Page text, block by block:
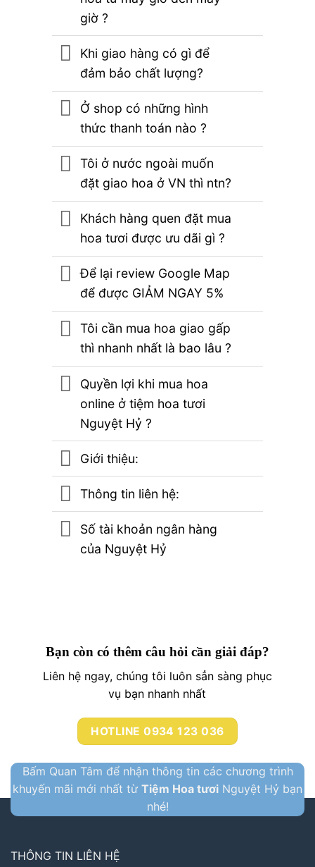
giờ ?
Khi giao hàng có gì để
đảm bảo chất lượng?
Ở shop có những hình
thức thanh toán nào ?
Tôi ở nước ngoài muốn
đặt giao hoa ở VN thì ntn?
Khách hàng quen đặt mua
hoa tươi được ưu dãi gì ?
Để lại review Google Map
để được GIẢM NGAY 5%
Tôi cần mua hoa giao gấp
thì nhanh nhất là bao lâu ?
Quyền lợi khi mua hoa
online ở tiệm hoa tươi
Nguyệt Hỷ ?
Giới thiệu:
Thông tin liên hệ:
Số tài khoản ngân hàng
của Nguyệt Hỷ
Bạn còn có thêm câu hỏi cần giải đáp?
Liên hệ ngay, chúng tôi luôn sẳn sàng phục
vụ bạn nhanh nhất
HOTLINE 0934 123 036
Bấm Quan Tâm để nhận thông tin các chương trình
khuyến mãi mới nhất từ Tiệm Hoa tươi Nguyệt Hỷ bạn
nhé!
THÔNG TIN LIÊN HỆ